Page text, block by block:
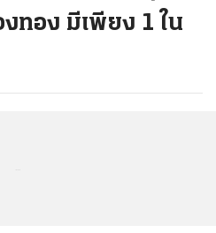
ทอง มีเพียง 1 ใน